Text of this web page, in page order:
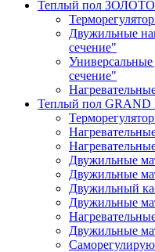
Теплый пол
Двужильные
сечение"
сечение"
Теплый пол GRAND
Двужильные
Двужильные
Двужильный
Двужильные
Двужильные